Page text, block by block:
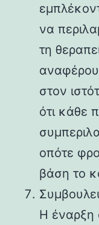
να
τη
στον
ότι κάθε
οπότε
βάση το
Η έναρξη